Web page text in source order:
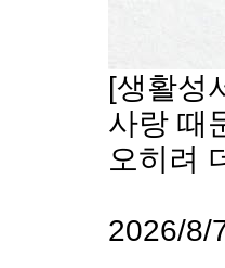
[생활성
사랑 때
오히려
2026/8/